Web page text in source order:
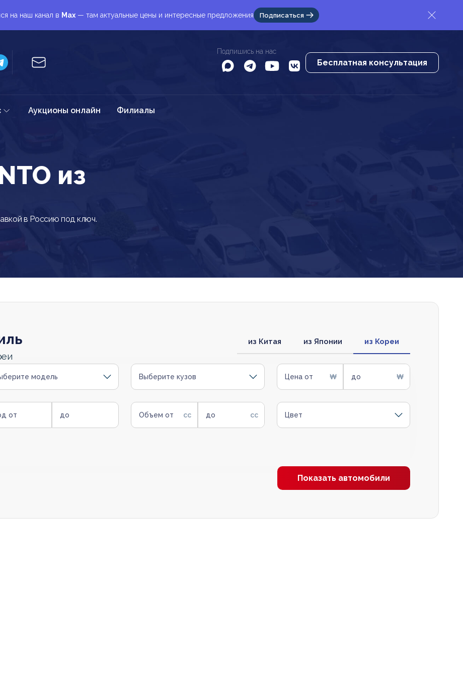
на наш канал в Max — там актуальные цены и интересные предложения Подписаться
Подпишись на нас
Бесплатная консультация
Аукционы онлайн Филиалы
из
в Россию под ключ.
из Китая из Японии из Кореи
модель Выберите кузов Цена от до
от до Объем от до Цвет
Показать автомобили